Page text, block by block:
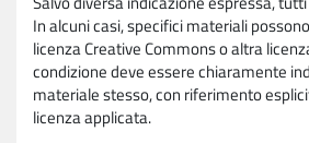
In alcuni casi, specifici materiali
licenza Creative Commons o altra
condizione deve essere chiaramente
materiale stesso, con riferimento
licenza applicata.